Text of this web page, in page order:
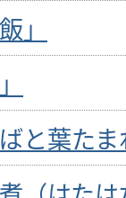
」
と葉た